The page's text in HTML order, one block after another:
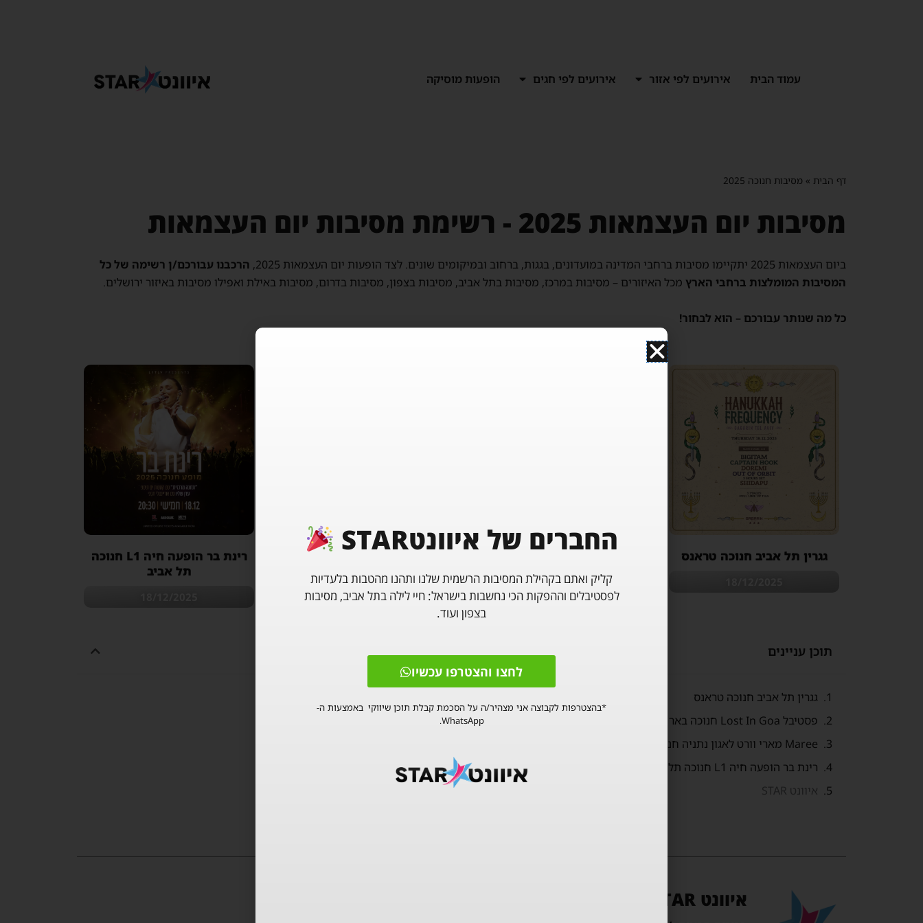
עמוד הבית אירועים לפי אזור אירועים לפי חגים הופעות מוסיקה
דף הבית » מסיבות חנוכה 2025
מסיבות יום העצמאות 2025 - רשימת מסיבות יום העצמאות
ביום העצמאות 2025 יתקיימו מסיבות ברחבי המדינה במועדונים, בגגות, ברחוב ובמיקומים שונים. לצד הופעות יום העצמאות 2025,
הרכבנו עבורכם/ן רשימה של כל
המסיבות המומלצות ברחבי הארץ מכל האיזורים – מסיבות במרכז, מסיבות בתל אביב, מסיבות בצפון, מסיבות בדרום, מסיבות באילת ואפילו מסיבות באיזור ירושלים.
כל מה שנותר עבורכם – הוא לבחור!
גגרין תל אביב חנוכה טראנס
18/12/2025
Maree מארי וורט לאגון נתניה
20/12/2025
רינת בר הופעה חיה L1 חנוכה
תל אביב
תוכן עניינים
גגרין תל אביב חנוכה טראנס
פסטיבל Lost In Goa חנוכה באר שבע
Maree מארי וורט לאגון נתניה חנוכה
רינת בר הופעה חיה L1 חנוכה תל אביב
איוונט STAR
איוונט STAR
החברים של איוונטSTAR
קליק ואתם בקהילת המסיבות הרשמית שלנו ותהנו מהטבות בלעדיות
לפסטיבלים וההפקות הכי נחשבות בישראל: חיי לילה בתל אביב, מסיבות
בצפון ועוד.
לחצו והצטרפו עכשיו
*בהצטרפות לקבוצה אני מצהיר/ה על הסכמת קבלת תוכן שיווקי באמצעות ה-
WhatsApp.